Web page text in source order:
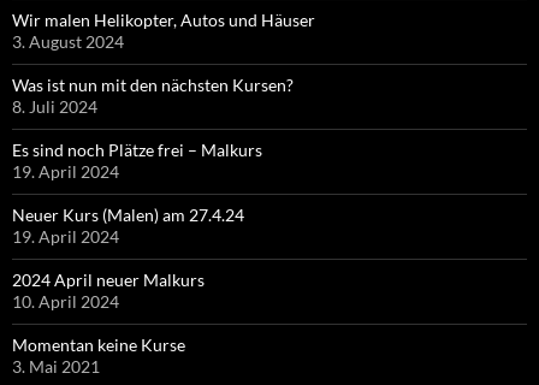
Wir malen Helikopter, Autos und Häuser
3. August 2024
Was ist nun mit den nächsten Kursen?
8. Juli 2024
Es sind noch Plätze frei – Malkurs
19. April 2024
Neuer Kurs (Malen) am 27.4.24
19. April 2024
2024 April neuer Malkurs
10. April 2024
Momentan keine Kurse
3. Mai 2021